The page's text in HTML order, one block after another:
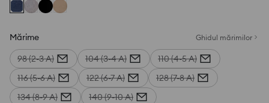
Mărime Ghidul mărimilor
98 (2-3 A) 104 (3-4 A)
110 (4-5 A)
116 (5-6 A)
122 (6-7 A)
128 (7-8 A)
134 (8-9 A)
140 (9-10 A)